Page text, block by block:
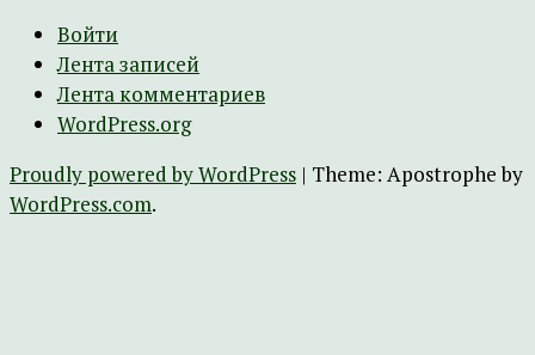
Войти
Лента записей
Лента комментариев
WordPress.org
Proudly powered by WordPress | Theme: Apostrophe by
WordPress.com.